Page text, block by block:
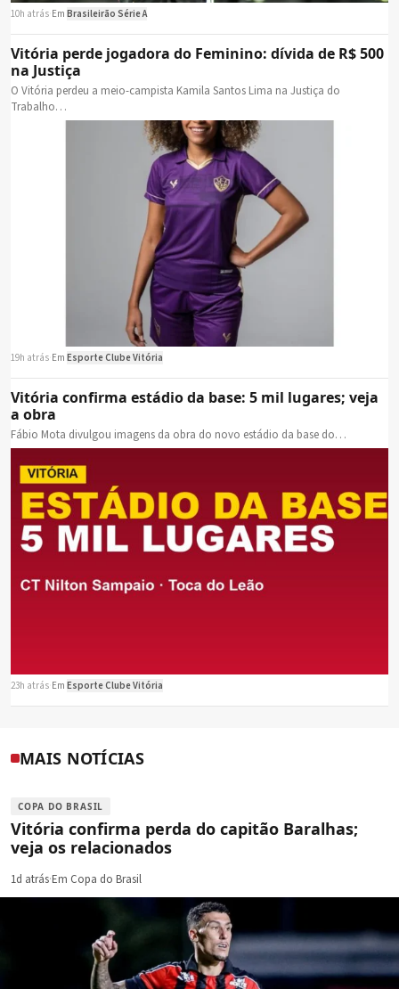
10h atrás Em Brasileirão Série A
Vitória perde jogadora do Feminino: dívida de R$ 500
na Justiça
O Vitória perdeu a meio-campista Kamila Santos Lima na Justiça do
Trabalho…
19h atrás Em Esporte Clube Vitória
Vitória confirma estádio da base: 5 mil lugares; veja
a obra
Fábio Mota divulgou imagens da obra do novo estádio da base do…
23h atrás Em Esporte Clube Vitória
MAIS NOTÍCIAS
COPA DO BRASIL
Vitória confirma perda do capitão Baralhas;
veja os relacionados
1d atrás·Em Copa do Brasil